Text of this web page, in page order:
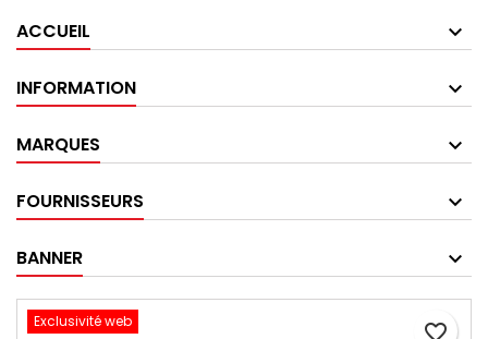
ACCUEIL
INFORMATION
MARQUES
FOURNISSEURS
BANNER
Exclusivité web favorite_border